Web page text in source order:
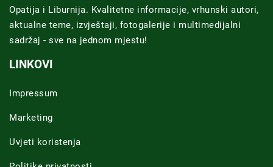
Opatija i Liburnija. Kvalitetne informacije, vrhunski autori,
aktualne teme, izvještaji, fotogalerije i multimedijalni
sadržaj - sve na jednom mjestu!
LINKOVI
Impressum
Marketing
Uvjeti koristenja